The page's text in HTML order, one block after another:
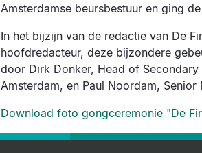
Amsterdamse beursbestuur en ging
In het bijzijn van de redactie van De
hoofdredacteur, deze bijzondere
door Dirk Donker, Head of Secondary
Amsterdam, en Paul Noordam, Senior
Download foto gongceremonie "De